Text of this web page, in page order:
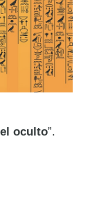
el oculto”.